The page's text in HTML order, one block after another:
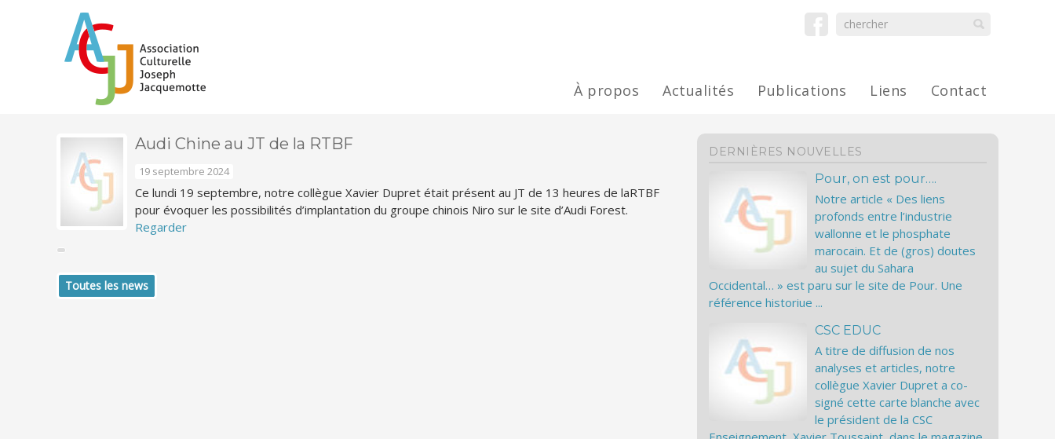
À propos Actualités Publications Liens Contact
Audi Chine au JT de la RTBF
19 septembre 2024
Ce lundi 19 septembre, notre collègue Xavier Dupret était présent au JT de 13 heures de laRTBF
pour évoquer les possibilités d’implantation du groupe chinois Niro sur le site d’Audi Forest.
Regarder
Toutes les news
DERNIÈRES NOUVELLES
Pour, on est pour….
Notre article « Des liens
profonds entre l’industrie
wallonne et le phosphate
marocain. Et de (gros) doutes
au sujet du Sahara
Occidental… » est paru sur le site de Pour. Une
référence historiue ...
CSC EDUC
A titre de diffusion de nos
analyses et articles, notre
collègue Xavier Dupret a co-
signé cette carte blanche avec
le président de la CSC